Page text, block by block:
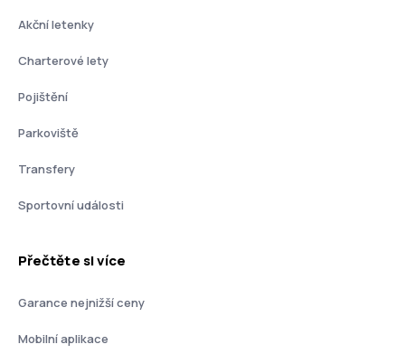
Akční letenky
Charterové lety
Pojištění
Parkoviště
Transfery
Sportovní události
Přečtěte si více
Garance nejnižší ceny
Mobilní aplikace